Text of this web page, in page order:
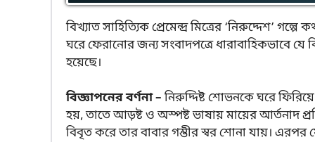
বিখ্যাত সাহিত্যিক প্রেমেন্দ্র মিত্রের ‘নিরুদ্দেশ’
ঘরে ফেরানোর জন্য সংবাদপত্রে ধারাবাহিকভাবে যে
হয়েছে।
বিজ্ঞাপনের বর্ণনা –নিরুদ্দিষ্ট শোভনকে ঘরে
হয়, তাতে আড়ষ্ট ও অস্পষ্ট ভাষায় মায়ের আর্তনাদ
বিবৃত করে তার বাবার গম্ভীর স্বর শোনা যায়।